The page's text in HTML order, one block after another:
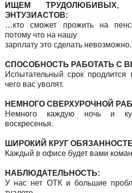
ИЩЕМ ТРУДОЛЮБИВЫХ,
ЭНТУЗИАСТОВ:
…кто сможет прожить на
потому что на нашу
зарплату это сделать невозможно.
СПОСОБНОСТЬ РАБОТАТЬ С
Испытательный срок
чего вас уволят.
НЕМНОГО СВЕРХУРОЧНОЙ
Немного каждую ночь и
воскресенья.
ШИРОКИЙ КРУГ
Каждый в офисе будет вами
НАБЛЮДАТЕЛЬНОСТЬ:
У нас нет ОТК и большие